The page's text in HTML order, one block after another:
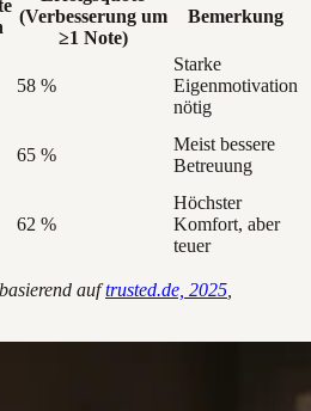
(Verbesserung um
≥1 Note)
Bemerkung
58 %
Starke
Eigenmotivation
nötig
65 %
Meist bessere
Betreuung
62 %
Höchster
Komfort, aber
teuer
auftrusted.de, 2025